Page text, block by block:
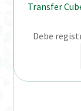
Transfer
Debe